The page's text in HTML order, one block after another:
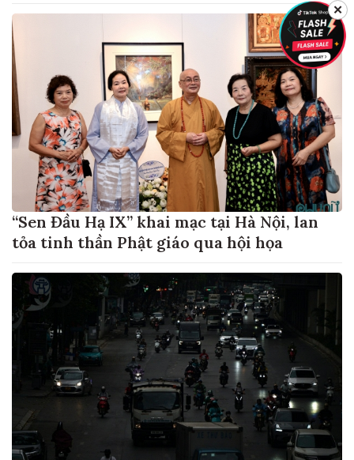
“Sen Đầu Hạ IX” khai mạc tại Hà Nội, lan
tỏa tinh thần Phật giáo qua hội họa
✕